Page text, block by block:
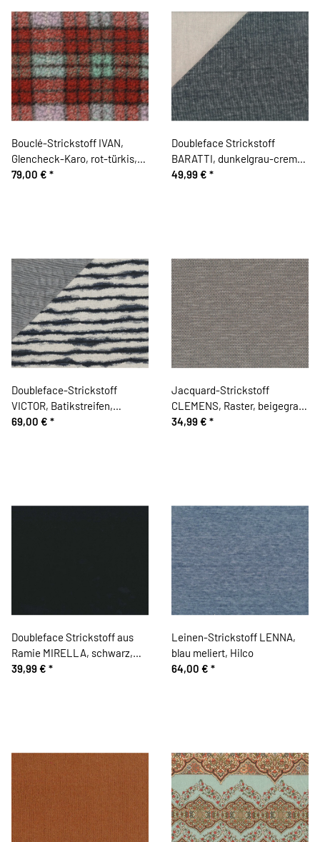
Bouclé-Strickstoff IVAN,
Glencheck-Karo, rot-türkis,
Hilco
79,00 € *
Doubleface Strickstoff
BARATTI, dunkelgrau-creme,
Hilco
49,99 € *
Doubleface-Strickstoff
VICTOR, Batikstreifen,
wollweiß-marineblau, Hilco
69,00 € *
Jacquard-Strickstoff
CLEMENS, Raster, beigegrau,
Hilco
34,99 € *
Doubleface Strickstoff aus
Ramie MIRELLA, schwarz,
Hilco
39,99 € *
Leinen-Strickstoff LENNA,
blau meliert, Hilco
64,00 € *